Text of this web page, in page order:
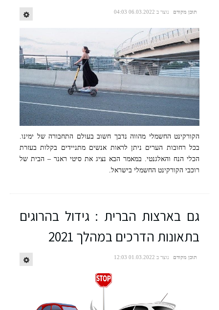
תוכן מקודם נוצר ב 06.03.2022 04:03
הקורקינט החשמלי מהווה נדבך חשוב בעולם התחבורה של ימינו.
בכל רחובות הערים ניתן לראות אנשים מתניידים בקלות בעזרת
הכלי הנח והאלגנטי. במאמר הבא נציג את סיטי ראנר – הבית של
רוכבי הקורקינט החשמלי בישראל.
גם בארצות הברית : גידול בהרוגים
בתאונות הדרכים במהלך 2021
תוכן מקודם נוצר ב 01.03.2022 12:03